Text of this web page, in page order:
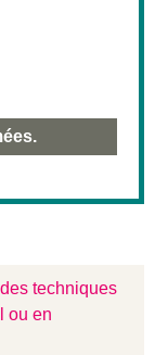
techniques
ou en